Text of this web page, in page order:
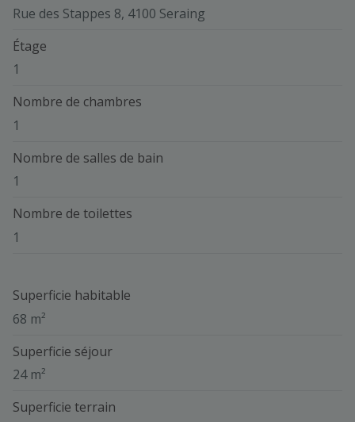
Rue des Stappes 8, 4100 Seraing
Étage
1
Nombre de chambres
1
Nombre de salles de bain
1
Nombre de toilettes
1
Superficie habitable
68 m²
Superficie séjour
24 m²
Superficie terrain